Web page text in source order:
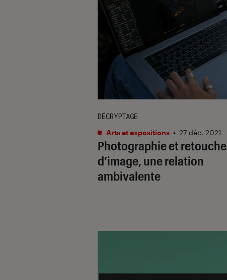
Photographie et retouche
d’image, une relation
ambivalente
DÉCRYPTAGE
Arts et expositions • 27 déc. 2021